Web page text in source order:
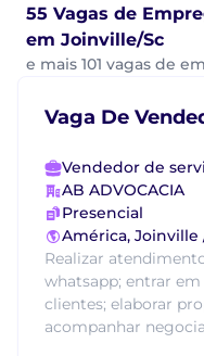
55 Vagas de
em Joinville/Sc
e mais 101 vagas de
Vaga De
Vendedor de
AB ADVOCACIA
Presencial
América, Joinville
Realizar
whatsapp; entrar
clientes; elaborar
acompanhar